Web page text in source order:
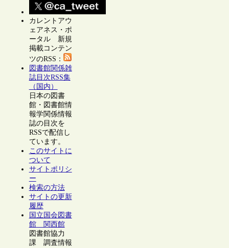
カレントアウ
ェアネス・ポ
ータル 新規
掲載コンテン
ツのRSS：
図書館関係雑
誌目次RSS集
（国内）
日本の図書
館・図書館情
報学関係情報
誌の目次を
RSSで配信し
ています。
このサイトに
ついて
サイトポリシ
ー
検索の方法
サイトの更新
履歴
国立国会図書
館 関西館
図書館協力
課 調査情報